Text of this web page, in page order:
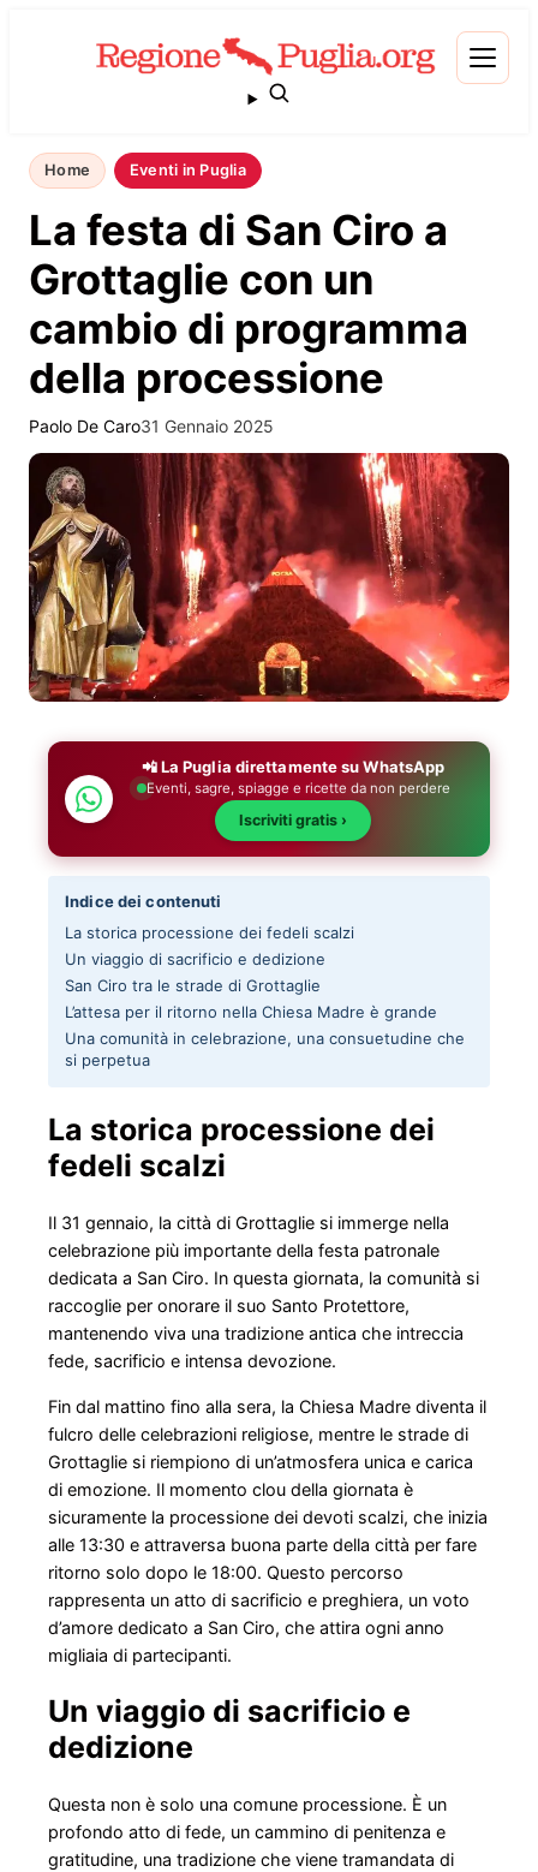
Home Eventi in Puglia
La festa di San Ciro a
Grottaglie con un
cambio di programma
della processione
Paolo De Caro31 Gennaio 2025
📲 La Puglia direttamente su WhatsApp
Eventi, sagre, spiagge e ricette da non perdere
Iscriviti gratis ›
Indice dei contenuti
La storica processione dei fedeli scalzi
Un viaggio di sacrificio e dedizione
San Ciro tra le strade di Grottaglie
L’attesa per il ritorno nella Chiesa Madre è grande
Una comunità in celebrazione, una consuetudine che
si perpetua
La storica processione dei
fedeli scalzi
Il 31 gennaio, la città di Grottaglie si immerge nella
celebrazione più importante della festa patronale
dedicata a San Ciro. In questa giornata, la comunità si
raccoglie per onorare il suo Santo Protettore,
mantenendo viva una tradizione antica che intreccia
fede, sacrificio e intensa devozione.
Fin dal mattino fino alla sera, la Chiesa Madre diventa il
fulcro delle celebrazioni religiose, mentre le strade di
Grottaglie si riempiono di un’atmosfera unica e carica
di emozione. Il momento clou della giornata è
sicuramente la processione dei devoti scalzi, che inizia
alle 13:30 e attraversa buona parte della città per fare
ritorno solo dopo le 18:00. Questo percorso
rappresenta un atto di sacrificio e preghiera, un voto
d’amore dedicato a San Ciro, che attira ogni anno
migliaia di partecipanti.
Un viaggio di sacrificio e
dedizione
Questa non è solo una comune processione. È un
profondo atto di fede, un cammino di penitenza e
gratitudine, una tradizione che viene tramandata di